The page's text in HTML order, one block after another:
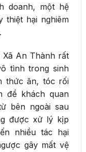
doanh, một hệ
thiệt hại nghiêm
Xã An Thành rất
tình trong sinh
thức ăn, tóc rối
đề khách quan
bên ngoài sau
được xử lý kịp
nhiều tác hại
gây mất vệ